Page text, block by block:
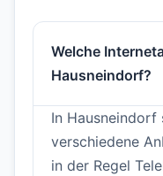
Welche
Hausneindorf?
In Hausneindorf
verschiedene
in der Regel